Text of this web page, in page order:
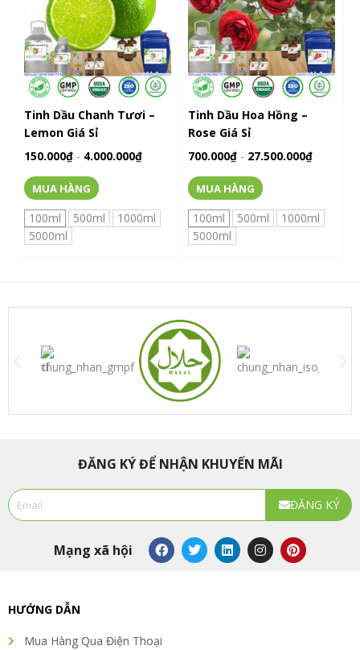
Tinh Dầu Chanh Tươi –
Lemon Giá Sỉ
150.000₫ - 4.000.000₫
MUA HÀNG
100ml 500ml
1000ml
5000ml
nhiều
biến
thể.
Các
tùy
chọn
có
được
chọn
trên
trang
sản
Tinh Dầu Hoa Hồng –
Rose Giá Sỉ
700.000₫ - 27.500.000₫
MUA HÀNG
100ml 500ml
1000ml
5000ml
nhiều
biến
thể.
Các
tùy
chọn
có
được
chọn
trên
trang
sản
ĐĂNG KÝ ĐỂ NHẬN KHUYẾN MÃI
Email
ĐĂNG KÝ
Mạng xã hội F
a
c
k
T
w
i
L
i
n
I
n
s
P
i
n
HƯỚNG DẪN
Mua Hàng Qua Điện Thoại